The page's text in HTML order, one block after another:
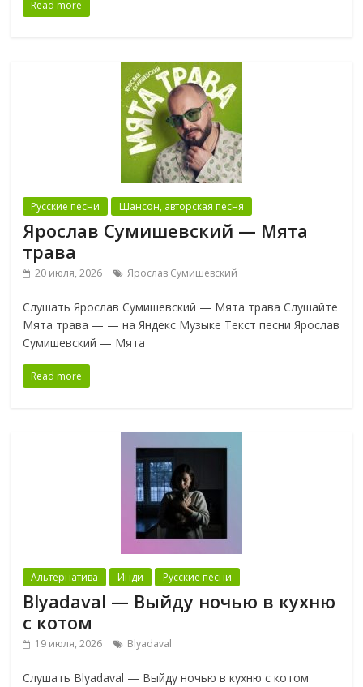
Read more
Русские песни Шансон, авторская песня
Ярослав Сумишевский — Мята
трава
20 июля, 2026 Ярослав Сумишевский
Слушать Ярослав Сумишевский — Мята трава Слушайте
Мята трава — — на Яндекс Музыке Текст песни Ярослав
Сумишевский — Мята
Read more
Альтернатива Инди Русские песни
Blyadaval — Выйду ночью в кухню
с котом
19 июля, 2026 Blyadaval
Слушать Blyadaval — Выйду ночью в кухню с котом